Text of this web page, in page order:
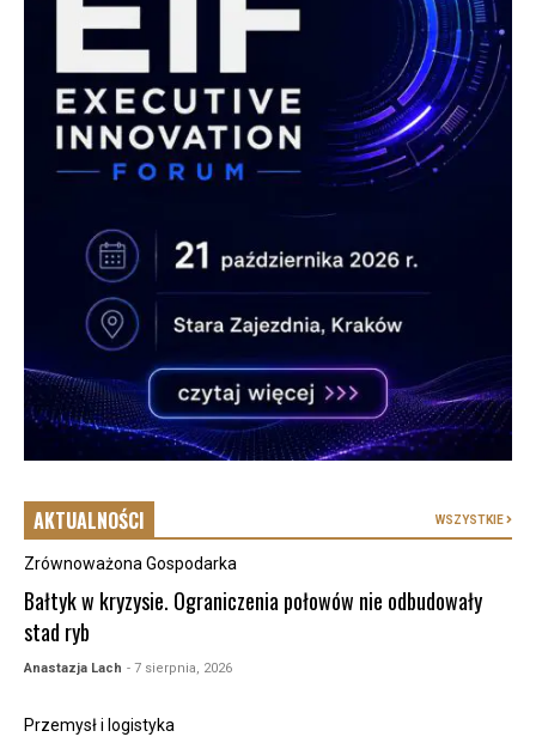
AKTUALNOŚCI WSZYSTKIE
Zrównoważona Gospodarka
Bałtyk w kryzysie. Ograniczenia połowów nie odbudowały
stad ryb
Anastazja Lach - 7 sierpnia, 2026
Przemysł i logistyka